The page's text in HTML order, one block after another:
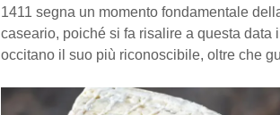
1411 segna un momento fondamentale
caseario, poiché si fa risalire a questa
occitano il suo più riconoscibile, oltre che